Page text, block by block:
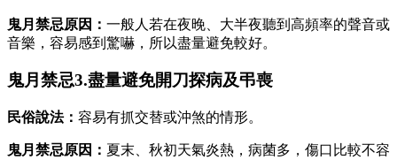
鬼月禁忌原因： 一般人若在夜晚、大半夜聽到高頻率的聲音或
音樂，容易感到驚嚇，所以盡量避免較好。
鬼月禁忌3.盡量避免開刀探病及弔喪
民俗說法： 容易有抓交替或沖煞的情形。
鬼月禁忌原因： 夏末、秋初天氣炎熱，病菌多，傷口比較不容